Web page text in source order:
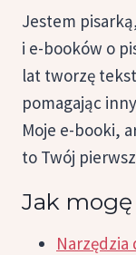
Jestem
i e-booków o
lat tworzę
pomagając
Moje e-booki,
to Twój
Jak